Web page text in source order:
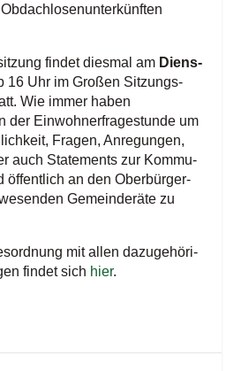
fin­det dies­mal am Diens­
16 Uhr im Gro­ßen Sit­zungs­
Wie immer haben
der Ein­woh­ner­fra­ge­stun­de um
Fra­gen, Anre­gun­gen,
auch State­ments zur Kom­mu­
öffent­lich an den Ober­bür­ger­
Gemein­de­rä­te zu
mit allen dazu­ge­hö­ri­
fin­det sich hier.